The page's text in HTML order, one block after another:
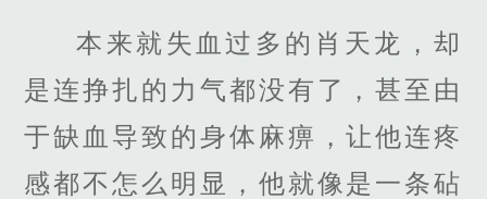
本来就失血过多的肖天龙，却
是连挣扎的力气都没有了，甚至由
于缺血导致的身体麻痹，让他连疼
感都不怎么明显，他就像是一条砧